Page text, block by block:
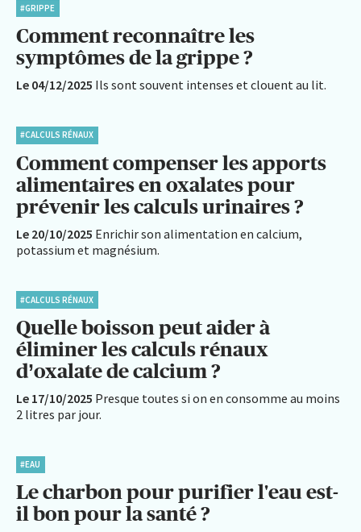
#GRIPPE
Comment reconnaître les
symptômes de la grippe ?
Le 04/12/2025 Ils sont souvent intenses et clouent au lit.
#CALCULS RÉNAUX
Comment compenser les apports
alimentaires en oxalates pour
prévenir les calculs urinaires ?
Le 20/10/2025 Enrichir son alimentation en calcium,
potassium et magnésium.
#CALCULS RÉNAUX
Quelle boisson peut aider à
éliminer les calculs rénaux
d’oxalate de calcium ?
Le 17/10/2025 Presque toutes si on en consomme au moins
2 litres par jour.
#EAU
Le charbon pour purifier l'eau est-
il bon pour la santé ?